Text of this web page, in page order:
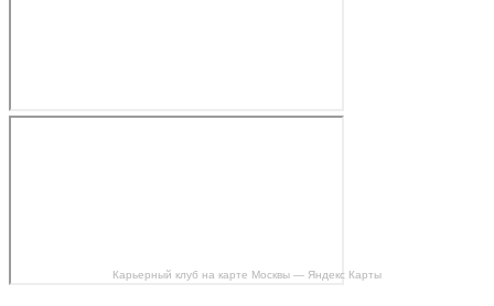
Карьерный клуб на карте Москвы — Яндекс Карты